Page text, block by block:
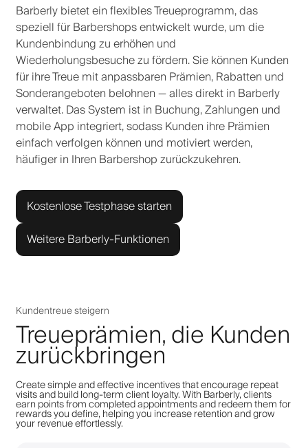
Barberly bietet ein flexibles Treueprogramm, das
speziell für Barbershops entwickelt wurde, um die
Kundenbindung zu erhöhen und
Wiederholungsbesuche zu fördern. Sie können Kunden
für ihre Treue mit anpassbaren Prämien, Rabatten und
Sonderangeboten belohnen — alles direkt in Barberly
verwaltet. Das System ist in Buchung, Zahlungen und
mobile App integriert, sodass Kunden ihre Prämien
einfach verfolgen können und motiviert werden,
häufiger in Ihren Barbershop zurückzukehren.
Kostenlose Testphase starten
Weitere Barberly-Funktionen
Kundentreue steigern
Treueprämien, die Kunden
zurückbringen
Create simple and effective incentives that encourage repeat
visits and build long-term client loyalty. With Barberly, clients
earn points from completed appointments and redeem them for
rewards you define, helping you increase retention and grow
your revenue effortlessly.